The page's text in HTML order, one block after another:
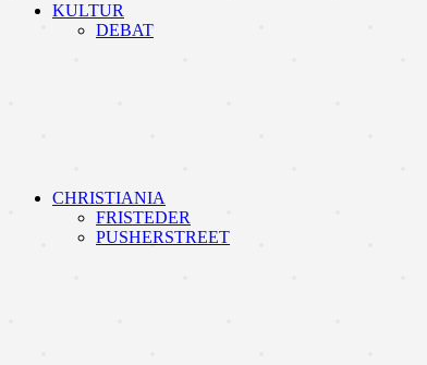
KULTUR
DEBAT
CHRISTIANIA
FRISTEDER
PUSHERSTREET